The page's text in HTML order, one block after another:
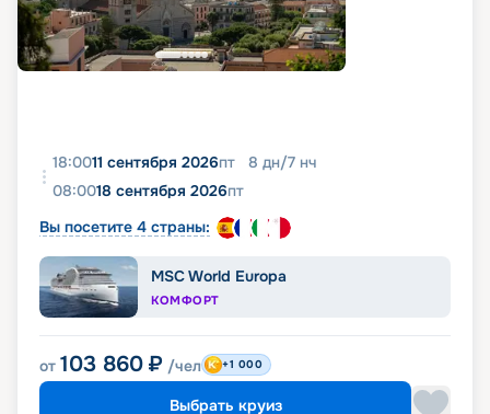
18:0011 сентября 2026пт 8 дн/7 нч
08:0018 сентября 2026пт
Вы посетите 4 страны:
MSC World Europa
КОМФОРТ
от 103 860 ₽ /чел +1 000
Выбрать круиз